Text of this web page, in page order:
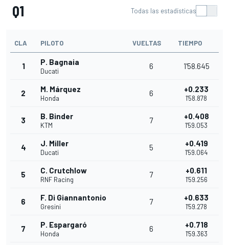
Q1 Todas las estadísticas
CLA PILOTO VUELTAS TIEMPO
1 P. Bagnaia
Ducati
6 1'58.645
2 M. Márquez
Honda
6 +0.233
1'58.878
3 B. Binder
KTM
7 +0.408
1'59.053
4 J. Miller
Ducati
5 +0.419
1'59.064
5 C. Crutchlow
RNF Racing
7 +0.611
1'59.256
6 F. Di Giannantonio
Gresini
7 +0.633
1'59.278
7 P. Espargaró
Honda
6 +0.718
1'59.363